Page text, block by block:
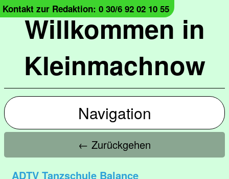
Willkommen in
Kleinmachnow
Kontakt zur Redaktion: 0 30/6 92 02 10 55
Navigation
← Zurückgehen
ADTV Tanzschule Balance